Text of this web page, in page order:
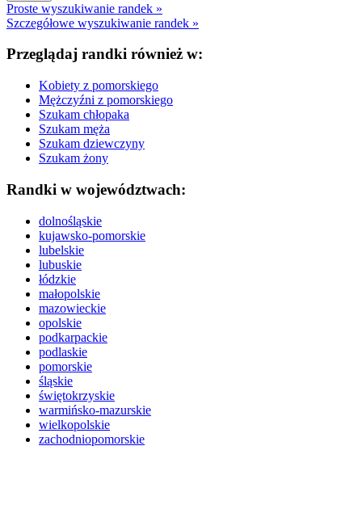
Proste wyszukiwanie randek »
Szczegółowe wyszukiwanie randek »
Przeglądaj randki również w:
Kobiety z pomorskiego
Mężczyźni z pomorskiego
Szukam chłopaka
Szukam męża
Szukam dziewczyny
Szukam żony
Randki w województwach:
dolnośląskie
kujawsko-pomorskie
lubelskie
lubuskie
łódzkie
małopolskie
mazowieckie
opolskie
podkarpackie
podlaskie
pomorskie
śląskie
świętokrzyskie
warmińsko-mazurskie
wielkopolskie
zachodniopomorskie